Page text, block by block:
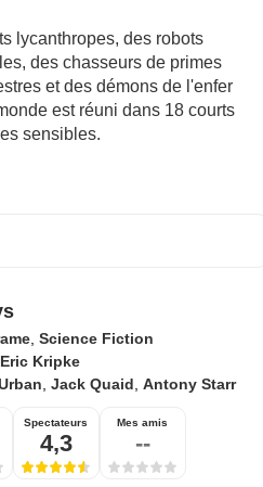
lycanthropes, des robots
des chasseurs de primes
et des démons de l'enfer
est réuni dans 18 courts
sensibles.
, Science Fiction
Eric Kripke
Jack Quaid Antony Starr
Spectateurs
4,3
Mes amis
--